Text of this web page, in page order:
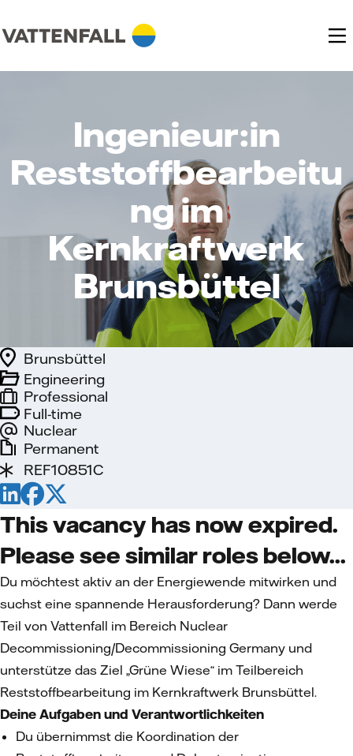
Ingenieur:in
Reststoffbearbeitu
ng im
Kernkraftwerk
Brunsbüttel
Full-time
Nuclear
Engineering
Brunsbüttel
Professional
Permanent
REF10851C
This vacancy has now expired.
Please see similar roles below...
Du möchtest aktiv an der Energiewende mitwirken und
suchst eine spannende Herausforderung? Dann werde
Teil von Vattenfall im Bereich Nuclear
Decommissioning/Decommissioning Germany und
unterstütze das Ziel „Grüne Wiese“ im Teilbereich
Reststoffbearbeitung im Kernkraftwerk Brunsbüttel.
Deine Aufgaben und Verantwortlichkeiten
Du übernimmst die Koordination der